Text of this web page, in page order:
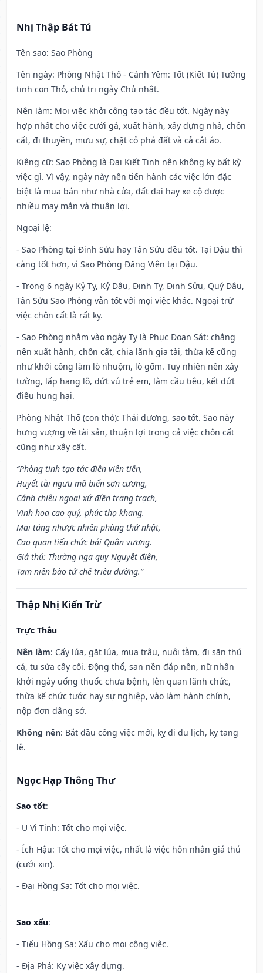
Nhị Thập Bát Tú
Tên sao: Sao Phòng
Tên ngày: Phòng Nhật Thố - Cảnh Yêm: Tốt (Kiết Tú) Tướng
tinh con Thỏ, chủ trị ngày Chủ nhật.
Nên làm: Mọi việc khởi công tạo tác đều tốt. Ngày này
hợp nhất cho việc cưới gả, xuất hành, xây dựng nhà, chôn
cất, đi thuyền, mưu sự, chặt cỏ phá đất và cả cắt áo.
Kiêng cữ: Sao Phòng là Đại Kiết Tinh nên không kỵ bất kỳ
việc gì. Vì vậy, ngày này nên tiến hành các việc lớn đặc
biệt là mua bán như nhà cửa, đất đai hay xe cộ được
nhiều may mắn và thuận lợi.
Ngoại lệ:
- Sao Phòng tại Đinh Sửu hay Tân Sửu đều tốt. Tại Dậu thì
càng tốt hơn, vì Sao Phòng Đăng Viên tại Dậu.
- Trong 6 ngày Kỷ Tỵ, Kỷ Dậu, Đinh Tỵ, Đinh Sửu, Quý Dậu,
Tân Sửu Sao Phòng vẫn tốt với mọi việc khác. Ngoại trừ
việc chôn cất là rất kỵ.
- Sao Phòng nhằm vào ngày Tỵ là Phục Đoạn Sát: chẳng
nên xuất hành, chôn cất, chia lãnh gia tài, thừa kế cũng
như khởi công làm lò nhuộm, lò gốm. Tuy nhiên nên xây
tường, lấp hang lỗ, dứt vú trẻ em, làm cầu tiêu, kết dứt
điều hung hại.
Phòng Nhật Thố (con thỏ): Thái dương, sao tốt. Sao này
hưng vượng về tài sản, thuận lợi trong cả việc chôn cất
cũng như xây cất.
“Phòng tinh tạo tác điền viên tiến,
Huyết tài ngưu mã biến sơn cương,
Cánh chiêu ngoại xứ điền trang trạch,
Vinh hoa cao quý, phúc thọ khang.
Mai táng nhược nhiên phùng thử nhật,
Cao quan tiến chức bái Quân vương.
Giá thú: Thường nga quy Nguyệt điện,
Tam niên bào tử chế triều đường.”
Thập Nhị Kiến Trừ
Trực Thâu
Nên làm: Cấy lúa, gặt lúa, mua trâu, nuôi tằm, đi săn thú
cá, tu sửa cây cối. Động thổ, san nền đắp nền, nữ nhân
khởi ngày uống thuốc chưa bệnh, lên quan lãnh chức,
thừa kế chức tước hay sự nghiệp, vào làm hành chính,
nộp đơn dâng sớ.
Không nên: Bắt đầu công việc mới, kỵ đi du lịch, kỵ tang
lễ.
Ngọc Hạp Thông Thư
Sao tốt:
- U Vi Tinh: Tốt cho mọi việc.
- Ích Hậu: Tốt cho mọi việc, nhất là việc hôn nhân giá thú
(cưới xin).
- Đại Hồng Sa: Tốt cho mọi việc.
Sao xấu:
- Tiểu Hồng Sa: Xấu cho mọi công việc.
- Địa Phá: Kỵ việc xây dựng.